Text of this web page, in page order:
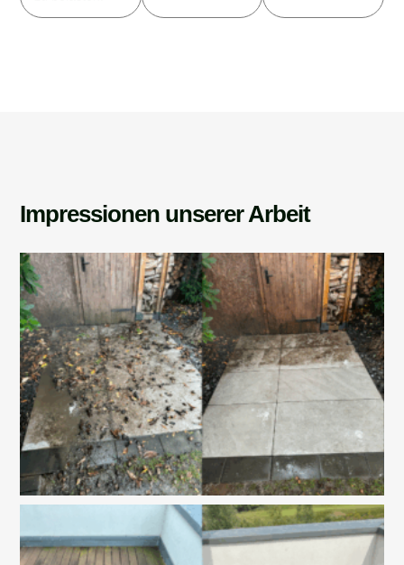
Impressionen unserer Arbeit